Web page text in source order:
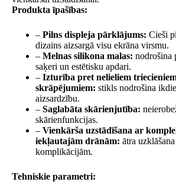
Produkta īpašības:
– Pilns displeja pārklājums: Cieši
dizains aizsargā visu ekrāna virsmu.
– Melnas silikona malas: nodrošina
saķeri un estētisku apdari.
– Izturība pret nelieliem
skrāpējumiem: stikls nodrošina
aizsardzību.
– Saglabāta skārienjutība:
skārienfunkcijas.
– Vienkārša uzstādīšana ar
iekļautajām drānām: ātra
komplikācijām.
Tehniskie parametri: